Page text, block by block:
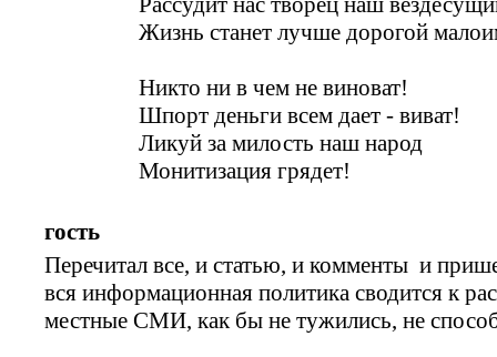
Жизнь станет лучше дорогой
Никто ни в чем не виноват!
Шпорт деньги всем дает - виват!
Ликуй за милость наш народ
Монитизация грядет!
гость
Перечитал все, и статью, и комменты и
вся информационная политика сводится к
местные СМИ, как бы не тужились, не